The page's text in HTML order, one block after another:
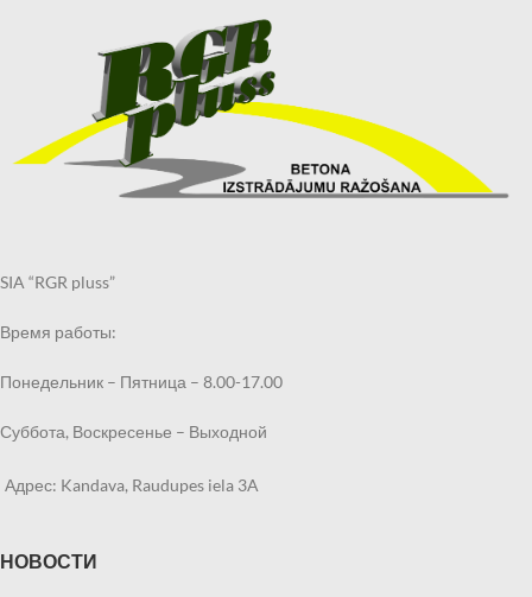
При оформлении заказа
выберите «Самовывоз в
Кандаве» и в примечаниях
укажите филиал, в котором
хотите получить могильный
бордюр.
Получить заказанный
могильный бордюр по
Срок выполнения заказа 2
хотите получить могильный
бордюр.
Получить заказанный
могильный бордюр по
SIA “RGR pluss”
Время работы:
Понедельник – Пятница – 8.00-17.00
Суббота, Воскресенье – Выходной
Адрес: Kandava, Raudupes iela 3A
НОВОСТИ